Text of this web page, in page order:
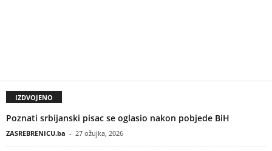
IZDVOJENO
Poznati srbijanski pisac se oglasio nakon pobjede BiH
ZASREBRENICU.ba - 27 ožujka, 2026